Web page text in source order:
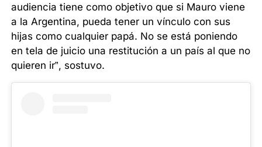
audiencia tiene como objetivo que si Mauro viene
a la Argentina, pueda tener un vínculo con sus
hijas como cualquier papá. No se está poniendo
en tela de juicio una restitución a un país al que no
quieren ir”, sostuvo.